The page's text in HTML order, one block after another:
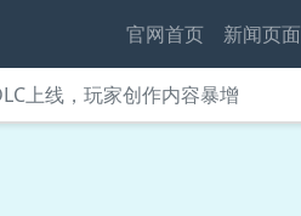
官网首页 新闻页面
上线，玩家创作内容暴增